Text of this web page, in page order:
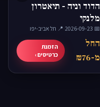
הדוד וניה - תיאטרון
מלנקי
📅 2026-09-23
·📍 תל אביב-יפו
החל
מ-₪76
הזמנת
כרטיסים ›